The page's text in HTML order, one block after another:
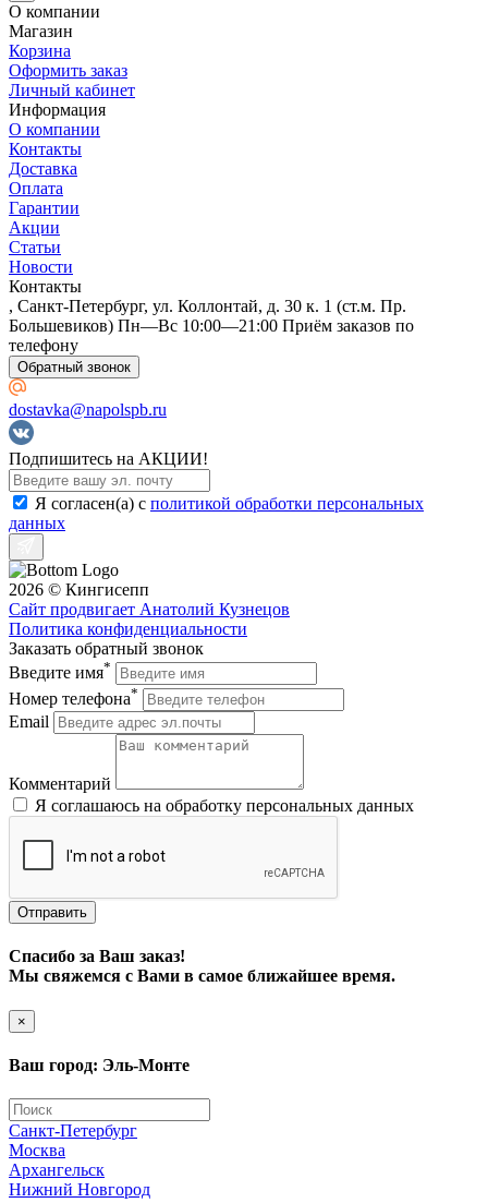
О компании
Магазин
Корзина
Оформить заказ
Личный кабинет
Информация
О компании
Контакты
Доставка
Оплата
Гарантии
Акции
Статьи
Новости
Контакты
, Санкт-Петербург, ул. Коллонтай, д. 30 к. 1 (ст.м. Пр.
Большевиков) Пн—Вс 10:00—21:00 Приём заказов по
телефону
Обратный звонок
dostavka@napolspb.ru
Подпишитесь на АКЦИИ!
Я согласен(a) с политикой обработки персональных
данных
2026 © Кингисепп
Сайт продвигает Анатолий Кузнецов
Политика конфиденциальности
Заказать обратный звонок
Введите имя*
Номер телефона*
Email
Комментарий
Я соглашаюсь на обработку персональных данных
Отправить
Спасибо за Ваш заказ!
Мы свяжемся с Вами в самое ближайшее время.
×
Ваш город: Эль-Монте
Санкт-Петербург
Москва
Архангельск
Нижний Новгород